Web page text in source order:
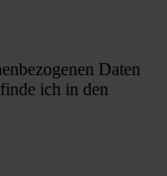
Daten
ich in den